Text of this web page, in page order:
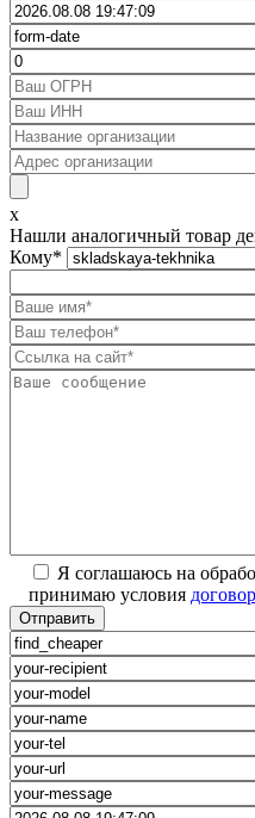
x
Нашли аналогичный товар
Кому*
Я соглашаюсь на
принимаю условия